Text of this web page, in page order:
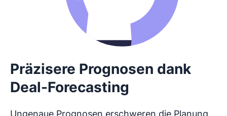
Präzisere Prognosen dank
Deal-Forecasting
Ungenaue Prognosen erschweren die Planung